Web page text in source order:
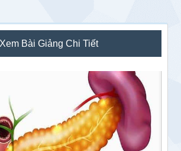
Xem Bài Giảng Chi Tiết